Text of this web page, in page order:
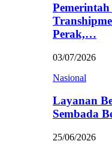
Pemerintah
Perak,…
03/07/2026
Nasional
Layanan
Sembada
25/06/2026